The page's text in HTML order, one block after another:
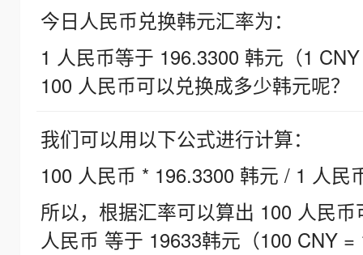
今日人民币兑换韩元汇率为：
1 人民币等于 196.3300 韩元（1
100 人民币可以兑换成多少韩元呢？
我们可以用以下公式进行计算：
100 人民币 * 196.3300 韩元 / 1 人民
所以，根据汇率可以算出 100 人民
人民币 等于 19633韩元（100 CNY =